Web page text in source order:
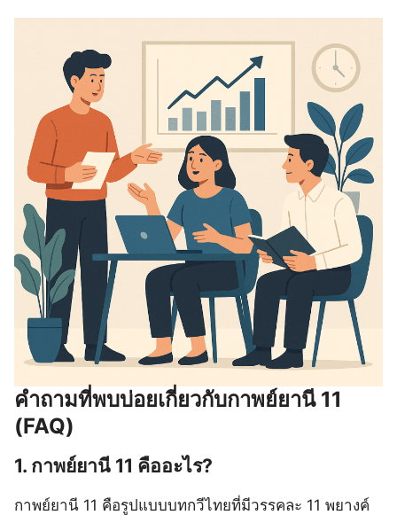
คำถามที่พบบ่อยเกี่ยวกับกาพย์ยานี 11
(FAQ)
1. กาพย์ยานี 11 คืออะไร?
กาพย์ยานี 11 คือรูปแบบบทกวีไทยที่มีวรรคละ 11 พยางค์